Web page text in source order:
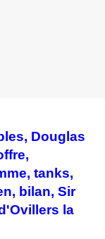
Douglas
tanks,
bilan, Sir
la